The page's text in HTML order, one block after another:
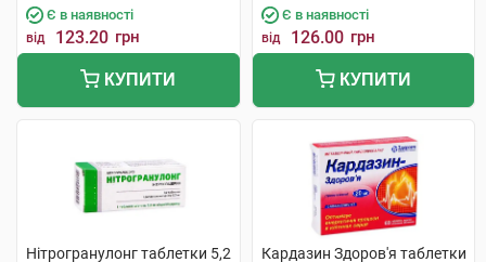
Є в наявності
від 123.20 грн
КУПИТИ
Є в наявності
від 126.00 грн
КУПИТИ
Нітрогранулонг таблетки 5,2 Кардазин Здоров'я таблетки